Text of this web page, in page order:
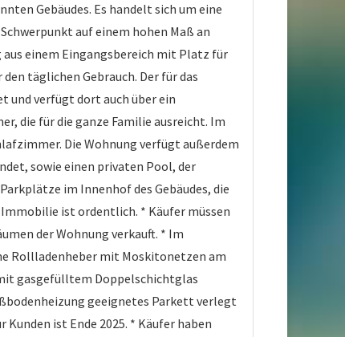
Gebäudes. Es handelt sich um eine
auf einem hohen Maß an
einem Eingangsbereich mit Platz für
täglichen Gebrauch. Der für das
und verfügt dort auch über ein
die für die ganze Familie ausreicht. Im
Die Wohnung verfügt außerdem
sowie einen privaten Pool, der
im Innenhof des Gebäudes, die
Immobilie ist ordentlich. * Käufer müssen
der Wohnung verkauft. * Im
Rollladenheber mit Moskitonetzen am
gasgefülltem Doppelschichtglas
geeignetes Parkett verlegt
ist Ende 2025. * Käufer haben